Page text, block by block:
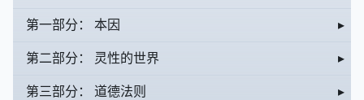
第一部分： 本因 ▸
第二部分： 灵性的世界 ▸
第三部分： 道德法则 ▸